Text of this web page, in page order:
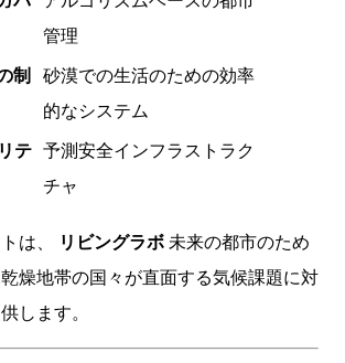
管理
制 砂漠での生活のための効率
的なシステム
テ 予測安全インフラストラク
チャ
は、 リビングラボ 未来の都市のため
燥地帯の国々が直面する気候課題に対
します。